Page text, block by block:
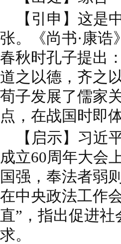
【引申】这是
张。《尚书·康诰
春秋时孔子提出
道之以德，齐之
荀子发展了儒家
点，在战国时即
【启示】习近
成立60周年大会
国强，奉法者弱
在中央政法工作
直”，指出促进
求。